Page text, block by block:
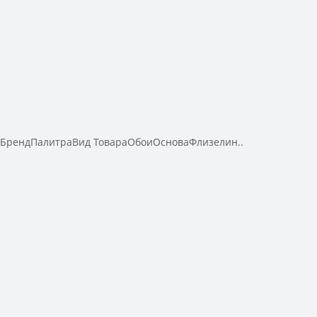
ТовараОбоиОсноваФлизелин..